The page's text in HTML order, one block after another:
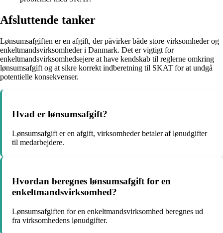
Afsluttende tanker
Lønsumsafgiften er en afgift, der påvirker både store virksomheder og
enkeltmandsvirksomheder i Danmark. Det er vigtigt for
enkeltmandsvirksomhedsejere at have kendskab til reglerne omkring
lønsumsafgift og at sikre korrekt indberetning til SKAT for at undgå
potentielle konsekvenser.
Hvad er lønsumsafgift?
Lønsumsafgift er en afgift, virksomheder betaler af lønudgifter
til medarbejdere.
Hvordan beregnes lønsumsafgift for en
enkeltmandsvirksomhed?
Lønsumsafgiften for en enkeltmandsvirksomhed beregnes ud
fra virksomhedens lønudgifter.